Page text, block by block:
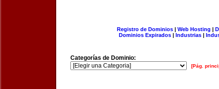
Registro de Dominios| Web Hosting |
Dominios Expirados | Industrias |
Categorías de Dominio:
[Pág.